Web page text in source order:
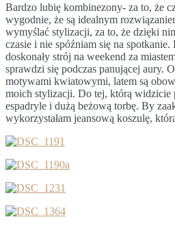
Bardzo lubię kombinezony- za to, że
wygodnie, że są idealnym
wymyślać stylizacji, za to, że dzięki
czasie i nie spóźniam się na
doskonały strój na weekend za
sprawdzi się podczas panującej aury.
motywami kwiatowymi, latem są
moich stylizacji. Do tej, którą widzicie
espadryle i dużą beżową torbę. By
wykorzystałam jeansową koszulę,